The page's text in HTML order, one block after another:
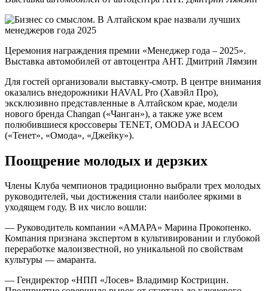
Церемония награждения премии «Менеджер года – 2025».
Выставка автомобилей от автоцентра АНТ. Дмитрий Лямзин
Для гостей организовали выставку-смотр. В центре внимания
оказались внедорожники HAVAL Pro (Хавэйл Про),
эксклюзивно представленные в Алтайском крае, модели
нового бренда Changan («Чанган»), а также уже всем
полюбившиеся кроссоверы TENET, OMODA и JAECOO
(«Тенет», «Омода», «Джейку»).
Поощрение молодых и дерзких
Члены Клуба чемпионов традиционно выбрали трех молодых
руководителей, чьи достижения стали наиболее яркими в
уходящем году. В их число вошли:
— Руководитель компании «АМАРА» Марина Прокопенко.
Компания признана экспертом в культивировании и глубокой
переработке малоизвестной, но уникальной по свойствам
культуры — амаранта.
— Гендиректор «НПП «Лосев» Владимир Кострицин.